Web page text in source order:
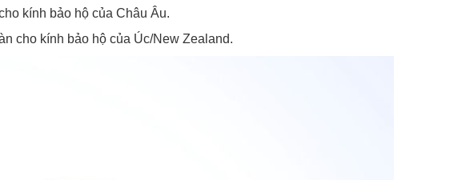
kính bảo hộ của Châu Âu.
cho kính bảo hộ của Úc/New Zealand.